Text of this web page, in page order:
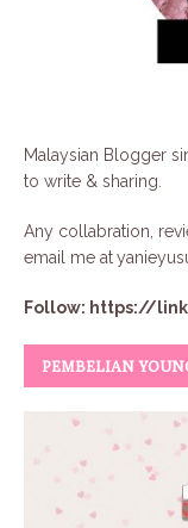
Malaysian Blogger
to write & sharing.
Any collabration,
email me at
Follow: https://
PEMBELIAN